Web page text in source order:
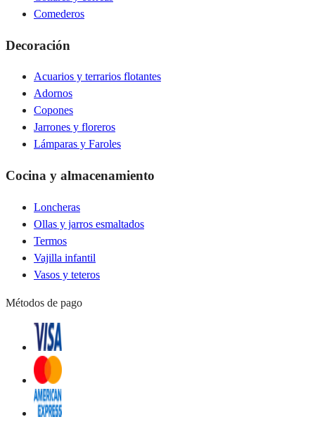
Comederos
Decoración
Acuarios y terrarios flotantes
Adornos
Copones
Jarrones y floreros
Lámparas y Faroles
Cocina y almacenamiento
Loncheras
Ollas y jarros esmaltados
Termos
Vajilla infantil
Vasos y teteros
Métodos de pago